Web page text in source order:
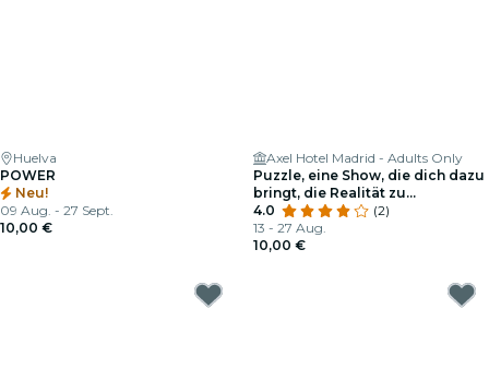
Huelva
POWER
Neu!
09 Aug. - 27 Sept.
10,00 €
Axel Hotel Madrid - Adults Only
Puzzle, eine Show, die dich dazu
bringt, die Realität zu
hinterfragen
4.0
(2)
13 - 27 Aug.
10,00 €